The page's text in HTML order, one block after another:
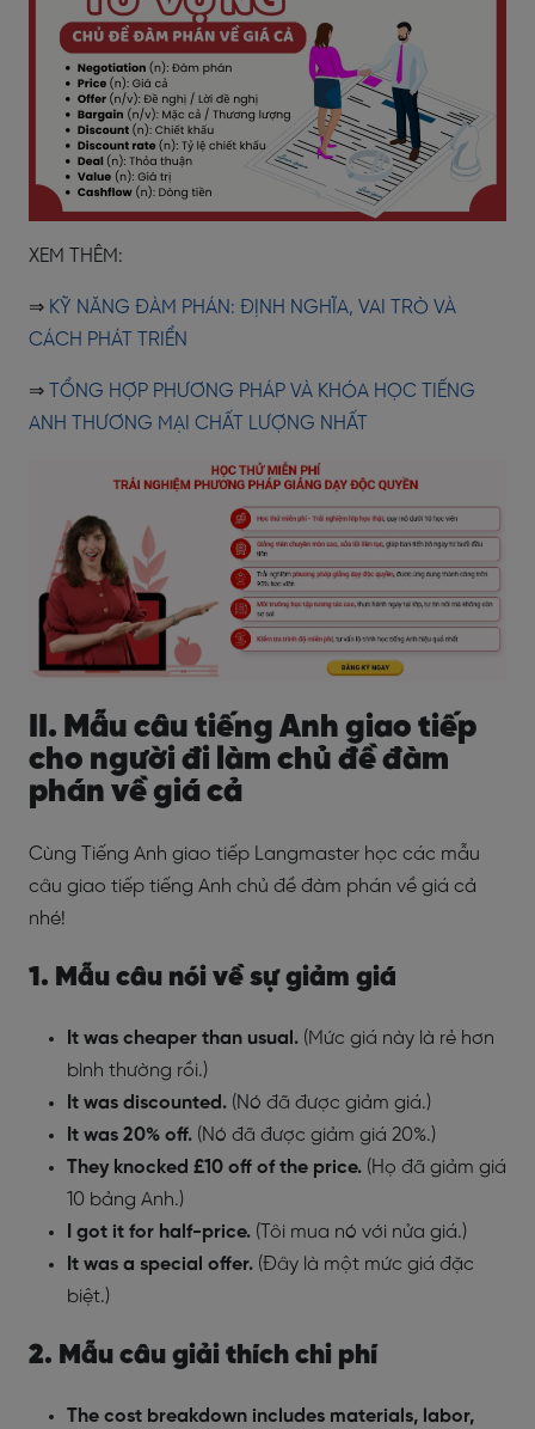
XEM THÊM:
⇒ KỸ NĂNG ĐÀM PHÁN: ĐỊNH NGHĨA, VAI TRÒ VÀ
CÁCH PHÁT TRIỂN
⇒
TỔNG HỢP PHƯƠNG PHÁP VÀ KHÓA HỌC TIẾNG
ANH THƯƠNG MẠI CHẤT LƯỢNG NHẤT
II. Mẫu câu tiếng Anh giao tiếp
cho người đi làm chủ đề đàm
phán về giá cả
Cùng Tiếng Anh giao tiếp Langmaster học các mẫu
câu giao tiếp tiếng Anh chủ đề đàm phán về giá cả
nhé!
1. Mẫu câu nói về sự giảm giá
It was cheaper than usual. (Mức giá này là rẻ hơn
bình thường rồi.)
It was discounted. (Nó đã được giảm giá.)
It was 20% off. (Nó đã được giảm giá 20%.)
They knocked £10 off of the price. (Họ đã giảm giá
10 bảng Anh.)
I got it for half-price. (Tôi mua nó với nửa giá.)
It was a special offer. (Đây là một mức giá đặc
biệt.)
2. Mẫu câu giải thích chi phí
The cost breakdown includes materials, labor,